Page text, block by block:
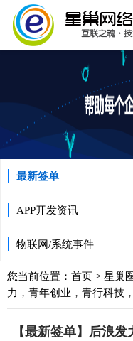
最新签单
APP开发资讯
物联网/系统事件
您当前位置： 首页 > 星巢
力，青年创业，青行科技
【最新签单】后浪